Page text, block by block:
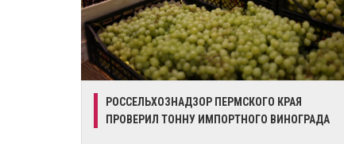
РОССЕЛЬХОЗНАДЗОР ПЕРМСКОГО КРАЯ
ПРОВЕРИЛ ТОННУ ИМПОРТНОГО ВИНОГРАДА